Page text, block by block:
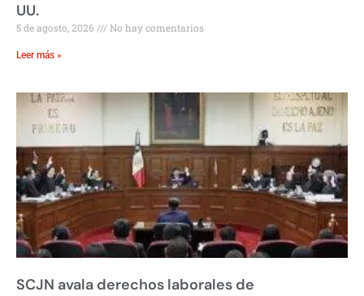
UU.
5 de agosto, 2026 No hay comentarios
Leer más »
SCJN avala derechos laborales de